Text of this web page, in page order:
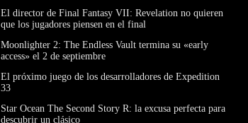
El director de Final Fantasy VII: Revelation no quieren
que los jugadores piensen en el final
Moonlighter 2: The Endless Vault termina su «early
access» el 2 de septiembre
El próximo juego de los desarrolladores de Expedition
33
Star Ocean The Second Story R: la excusa perfecta para
descubrir un clásico